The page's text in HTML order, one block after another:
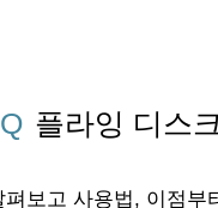
플라잉 디스
펴보고 사용법, 이점부